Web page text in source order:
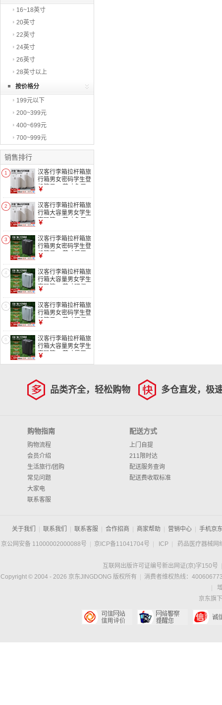
16~18英寸
20英寸
22英寸
24英寸
26英寸
28英寸以上
按价格分
199元以下
200~399元
400~699元
700~999元
销售排行
1
汉客行李箱拉杆箱旅
行箱男女密码学生登
机箱子20英寸象牙
￥
2
汉客行李箱拉杆箱旅
行箱大容量男女学生
密码箱24英寸象牙
￥
3
汉客行李箱拉杆箱旅
行箱男女密码学生登
机箱子20英寸墨玉
￥
4
汉客行李箱拉杆箱旅
行箱大容量男女学生
密码箱24英寸环保
￥
5
汉客行李箱拉杆箱旅
行箱男女密码学生登
机箱子20英寸环保
￥
6
汉客行李箱拉杆箱旅
行箱大容量男女学生
密码箱24英寸墨玉
￥
品类齐全，轻松购物 多仓直发，极
购物指南
购物流程
会员介绍
生活旅行/团购
常见问题
大家电
联系客服
配送方式
上门自提
211限时达
配送服务查询
配送费收取标准
关于我们 联系我们 联系客服 合作招商 商家帮助 营销中心 手机京
京公网安备 11000002000088号 京ICP备11041704号 ICP 药品医疗器械网
互联网出版许可证编号新出网证(京)字150号
Copyright © 2004 - 2026 京东JINGDONG 版权所有
消费者维权热线：
京东旗